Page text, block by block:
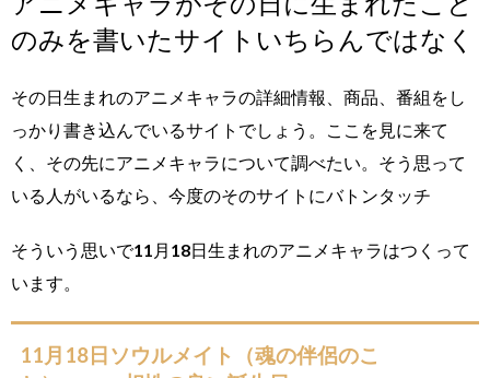
のみを書いたサイトいちらんではなく
その日生まれのアニメキャラの詳細情報、商品、番組をし
っかり書き込んでいるサイトでしょう。ここを見に来て
く、その先にアニメキャラについて調べたい。そう思って
いる人がいるなら、今度のそのサイトにバトンタッチ
そういう思いで11月18日生まれのアニメキャラはつくって
います。
11月18日ソウルメイト（魂の伴侶のこ